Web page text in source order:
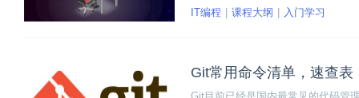
IT编程
课程大纲 入门学习
Git常用命令清单，速查表